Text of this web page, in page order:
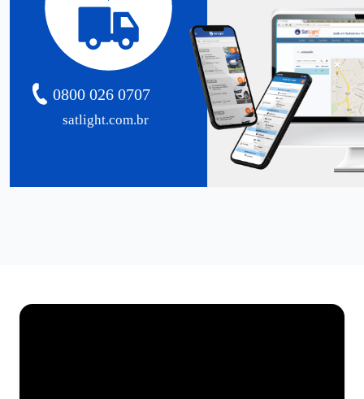
satlight.com.br
0800 026 0707